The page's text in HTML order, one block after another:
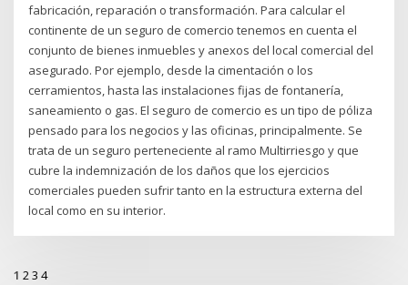
fabricación, reparación o transformación. Para calcular el
continente de un seguro de comercio tenemos en cuenta el
conjunto de bienes inmuebles y anexos del local comercial del
asegurado. Por ejemplo, desde la cimentación o los
cerramientos, hasta las instalaciones fijas de fontanería,
saneamiento o gas. El seguro de comercio es un tipo de póliza
pensado para los negocios y las oficinas, principalmente. Se
trata de un seguro perteneciente al ramo Multirriesgo y que
cubre la indemnización de los daños que los ejercicios
comerciales pueden sufrir tanto en la estructura externa del
local como en su interior.
1 23 4